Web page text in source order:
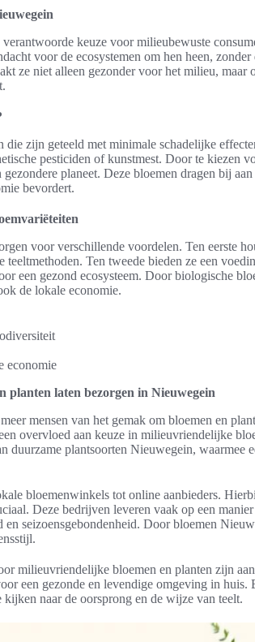
keuze voor milieubewuste
voor de ecosystemen om hen heen,
ze niet alleen gezonder voor het milieu,
die zijn geteeld met minimale schadelijke
pesticiden of kunstmest. Door te kiezen
planeet. Deze bloemen dragen bij
bevordert.
voor verschillende voordelen. Ten eerste
Ten tweede bieden ze een
een gezond ecosysteem. Door biologische
de lokale economie.
economie
planten laten bezorgen in Nieuwegein
mensen van het gemak om bloemen en
overvloed aan keuze in milieuvriendelijke
duurzame plantsoorten Nieuwegein, waarmee
bloemenwinkels tot online aanbieders.
Deze bedrijven leveren vaak op een
en seizoensgebondenheid. Door bloemen
milieuvriendelijke bloemen en planten zijn
een gezonde en levendige omgeving in huis.
naar de oorsprong en de wijze van teelt.